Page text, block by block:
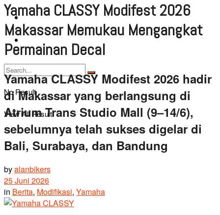
Bikers Cars
No Result
View All Result
Yamaha CLASSY Modifest 2026
Makassar Memukau Mengangkat
Permainan Decal
Yamaha CLASSY Modifest 2026 hadir
di Makassar yang berlangsung di
Atrium Trans Studio Mall (9–14/6),
sebelumnya telah sukses digelar di
Bali, Surabaya, dan Bandung
byalanbikers
25 Juni 2026
in Berita, Modifikasi, Yamaha